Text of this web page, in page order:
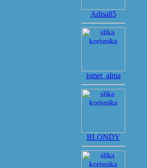
Adisa85
ismet_alma
BLONDY